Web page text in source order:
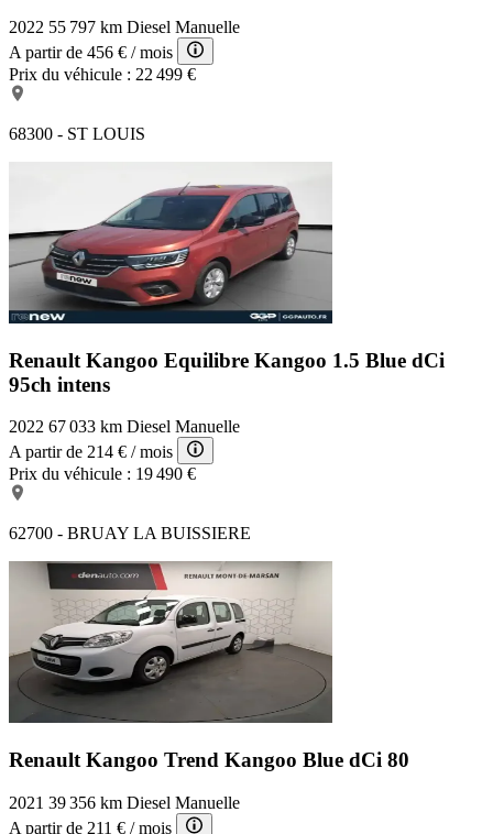
2022 55 797 km Diesel Manuelle
A partir de 456 € / mois
Prix du véhicule : 22 499 €
68300 - ST LOUIS
Renault Kangoo Equilibre Kangoo 1.5 Blue dCi
95ch intens
2022 67 033 km Diesel Manuelle
A partir de 214 € / mois
Prix du véhicule : 19 490 €
62700 - BRUAY LA BUISSIERE
Renault Kangoo Trend Kangoo Blue dCi 80
2021 39 356 km Diesel Manuelle
A partir de 211 € / mois